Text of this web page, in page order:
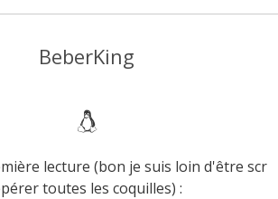
BeberKing
lecture (bon je suis loin d'être scr
toutes les coquilles) :